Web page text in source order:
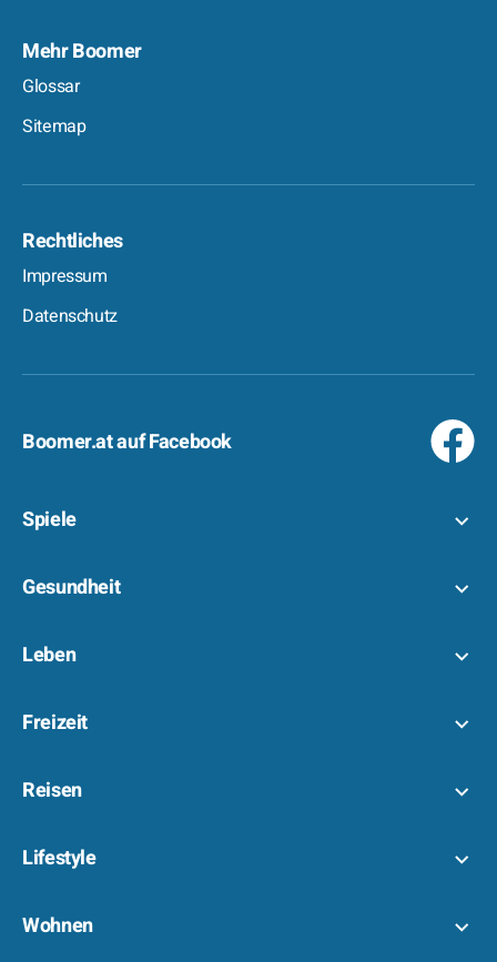
Mehr Boomer
Glossar
Sitemap
Rechtliches
Impressum
Datenschutz
Boomer.at auf Facebook
Spiele
Gesundheit
Leben
Freizeit
Reisen
Lifestyle
Wohnen